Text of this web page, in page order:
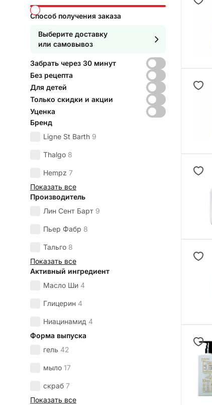
Способ получения заказа
Выберите доставку
или самовывоз
Забрать через 30 минут
Без рецепта
Для детей
Только скидки и акции
Уценка
Бренд
Ligne St Barth 9
Thalgo 8
Hempz 7
Показать все
Производитель
Лин Сент Барт 9
Пьер Фабр 8
Тальго 8
Показать все
Активный ингредиент
Масло Ши 4
Глицерин 4
Ниацинамид 4
Форма выпуска
гель 42
мыло 17
скраб 7
Показать все